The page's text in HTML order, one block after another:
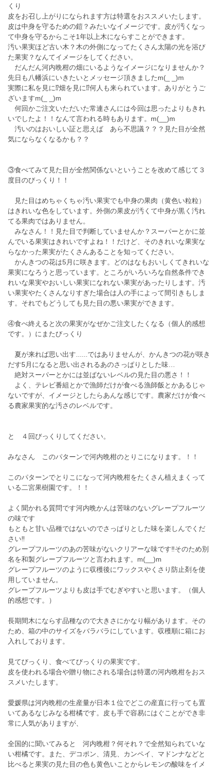
くり
皮をお召し上がりになられます方は特選をおススメいたします。
皮は中身を守るための鎧？みたいなイメージです。皮が汚くなっ
て中身を守るからこそ1年以上木にならすことができます。
汚い果実ほど古い木？木の外側になってたくさん太陽の光を浴び
た果実？なんてイメージをしてください。
だんだん河内晩柑の畑にいるようなイメージになりませんか？
先日も八幡浜にいきたいとメッセージ頂きましたm(_ _)m
実際に私を見に⁉️畑を見に⁉️何人も来られています。ありがとうご
ざいますm(_ _)m
何回かご注文いただいた常連さんには今回は思ったよりもきれ
いでしたよ！！なんて言われる時もあります。m(__)m
汚いのはおいしい証と思えば あら不思議？？？見た目が全然
気にならなくなるかも？？
③食べてみて見た目が全然関係ないということを改めて感じて３
度目のびっくり！！
見た目はめちゃくちゃ汚い果実でも中身の果肉（黄色い粒粒）
はきれいな色をしています。外側の果皮が汚くて中身が黒く汚れ
てる果肉ではありません。
みなさん！！見た目で判断していませんか？スーパーとかに並
んでいる果実はきれいですよね！！だけど、そのきれいな果実な
らなかった果実がたくさんあることを知ってください。
かんきつの花は5月に咲きます。どのはなもおいしくてきれいな
果実になろうと思っています。ところがいろいろな自然条件でき
れいな果実やおいしい果実になれない果実があったりします。汚
い果実やたくさんなりすぎた場合は人の手によって間引きもしま
す。それでもどうしても見た目の悪い果実ができます。
④食べ終えると次の果実がなぜかご注文したくなる（個人的感想
です。）にまたびっくり
夏が来れば思い出す......ではありませんが、かんきつの花が咲き
だす5月になると思い出されるあのさっぱりとした味…
絶対スーパーとかには並ばないレベルの見た目の悪さ！！
よく、テレビ番組とかで漁師だけが食べる漁師飯とかあるじゃ
ないですが、イメージとしたらあんな感じです。農家だけが食べ
る農家果実的な汚さのレベルです。
と ４回びっくりしてください。
みなさん このパターンで河内晩柑のとりこになります。！！
このパターンでとりこになって河内晩柑をたくさん植えまくって
いる二宮果樹園です。！！
よく聞かれる質問です河内晩かんは苦味のないグレープフルーツ
の味です
もともと甘い品種ではないのでさっぱりとした味を楽しんでくだ
さい‼️
グレープフルーツのあの苦味がないクリアーな味です‼️そのため別
名を和製グレープフルーツと言われます。m(__)m
グレープフルーツのように収穫後にワックスやくさり防止剤を使
用していません。
グレープフルーツよりも皮は手でむぎやすいと思います。（個人
的感想です。）
長期間木にならす品種なので大きさにかなり幅があります。その
ため、箱の中のサイズをバラバラにしています。収穫順に箱にお
入れしております。
見てびっくり、食べてびっくりの果実です。
皮を使われる場合や贈り物にされる場合は特選の河内晩柑をおス
スメいたします。
愛媛県は河内晩柑の生産量が日本１位でどこの産直に行っても置
いてあるなじみなる柑橘です。皮も手で容易にはぐことができ非
常に人気がありますが、
全国的に聞いてみると 河内晩柑？何それ？で全然知られていな
い柑橘です。また、デコポン、清見、カンペイ、マドンナなどと
比べると果実の見た目の色も黄色いことからレモンの酸味をイメ